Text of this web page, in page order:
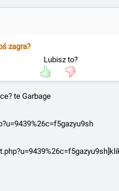
zagra?
Lubisz to?
te Garbage